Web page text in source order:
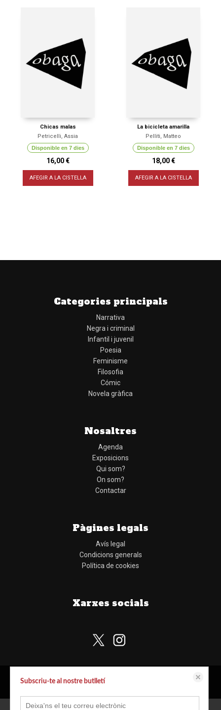
Chicas malas
Petricelli, Assia
Disponible en 7 dies
16,00 €
AFEGIR A LA CISTELLA
La bicicleta amarilla
Pelliti, Matteo
Disponible en 7 dies
18,00 €
AFEGIR A LA CISTELLA
Categories principals
Narrativa
Negra i criminal
Infantil i juvenil
Poesia
Feminisme
Filosofia
Cómic
Novela gràfica
Nosaltres
Agenda
Exposicions
Qui som?
On som?
Contactar
Pàgines legals
Avís legal
Condicions generals
Política de cookies
Xarxes socials
Aquest lloc web emmagatzema dades com galetes per habilitar la funcionalitat
configuració en qualsevol moment o acceptar els paràmetres per defecte.
política de cookies
Subscriu-te al nostre butlletí